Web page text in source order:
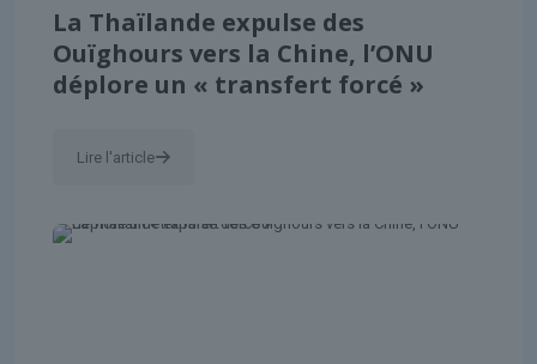
La Thaïlande expulse des
Ouïghours vers la Chine, l’ONU
déplore un « transfert forcé »
Lire l'article